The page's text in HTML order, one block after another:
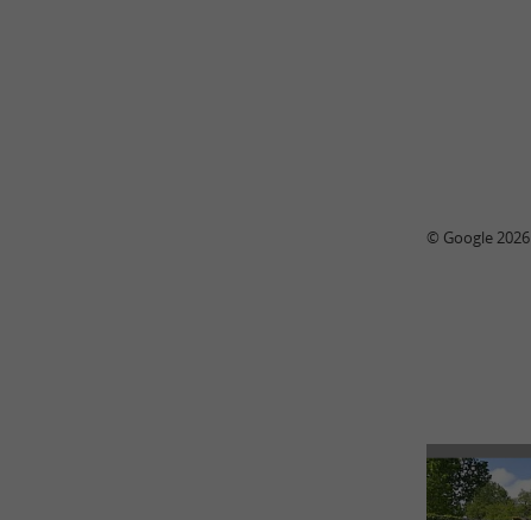
© Google 2026